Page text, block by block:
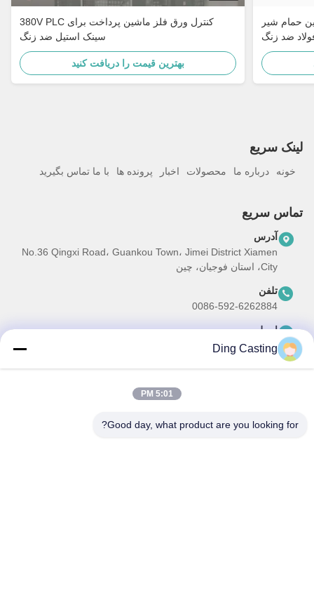
380V PLC کنترل ورق فلز ماشین پرداخت برای
سینک استیل ضد زنگ
بهترین قیمت را دریافت کنید
حمام شیر
ضد زنگ
لینک سریع
خونه درباره ما محصولات اخبار پرونده ها با ما تماس بگیرید
تماس سریع
آدرس
No.36 Qingxi Road، Guankou Town، Jimei District Xiamen
City، استان فوجیان، چین
تلفن
0086-592-6262884
ایمیل
dzivy@idzxm.cn
برای دریافت تخفیف ها و موارد دیگر، به خبرنامه ما ثبت نام کنید.
Ding Casting
5:01 PM
Good day, what product are you looking for?